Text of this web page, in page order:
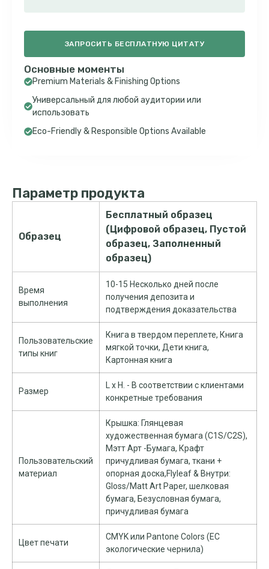
ЗАПРОСИТЬ БЕСПЛАТНУЮ ЦИТАТУ
Основные моменты
Premium Materials & Finishing Options
Универсальный для любой аудитории или
использовать
Eco-Friendly & Responsible Options Available
Параметр продукта
Образец
Бесплатный образец
(Цифровой образец, Пустой
образец, Заполненный
образец)
Время
выполнения
10-15 Несколько дней после
получения депозита и
подтверждения доказательства
Пользовательские
типы книг
Книга в твердом переплете, Книга
мягкой точки, Дети книга,
Картонная книга
Размер
L x H. - В соответствии с клиентами
конкретные требования
Пользовательский
материал
Крышка: Глянцевая
художественная бумага (C1S/C2S),
Мэтт Арт -Бумага, Крафт
причудливая бумага, ткани +
опорная доска,Flyleaf & Внутри:
Gloss/Matt Art Paper, шелковая
бумага, Безусловная бумага,
причудливая бумага
Цвет печати
CMYK или Pantone Colors (ЕС
экологические чернила)